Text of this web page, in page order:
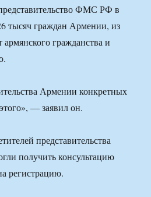
ФМС РФ в
тысяч граждан Армении, из
армянского гражданства и
Армении конкретных
— заявил он.
представительства
получить консультацию
регистрацию.